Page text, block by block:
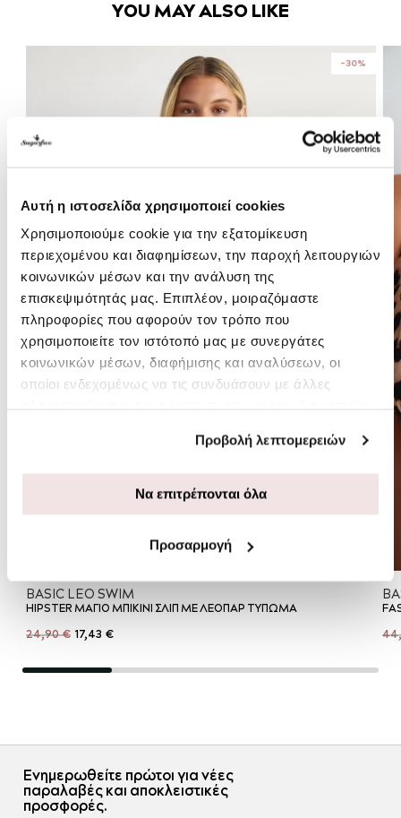
Αυτή η ιστοσελίδα χρησιμοποιεί cookies
Χρησιμοποιούμε cookie για την εξατομίκευση
περιεχομένου και διαφημίσεων, την παροχή λειτουργιών
κοινωνικών μέσων και την ανάλυση της
επισκεψιμότητάς μας. Επιπλέον, μοιραζόμαστε
πληροφορίες που αφορούν τον τρόπο που
χρησιμοποιείτε τον ιστότοπό μας με συνεργάτες
κοινωνικών μέσων, διαφήμισης και αναλύσεων, οι
οποίοι ενδεχομένως να τις συνδυάσουν με άλλες
Προβολή λεπτομερειών
Να επιτρέπονται όλα
Προσαρμογή
YOU MAY ALSO LIKE
-30%
BASIC LEO SWIM
HIPSTER ΜΑΓΙΟ ΜΠΙΚΙΝΙ ΣΛΙΠ ΜΕ ΛΕΟΠΑΡ ΤΥΠΩΜΑ
24,90 € 17,43 €
Ενημερωθείτε πρώτοι για νέες
παραλαβές και αποκλειστικές
προσφορές.